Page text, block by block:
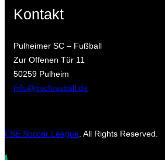
Kontakt
Pulheimer SC – Fußball
Zur Offenen Tür 11
50259 Pulheim
info@pscfussball.de
FSE Soccer League . All Rights Reserved.